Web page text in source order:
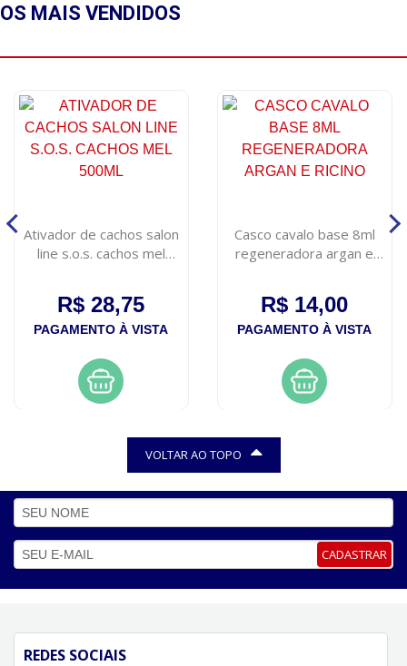
OS MAIS VENDIDOS
Ativador de cachos salon
line s.o.s. cachos mel
R$ 28,75
PAGAMENTO À VISTA
Casco cavalo base 8ml
regeneradora argan e
R$ 14,00
PAGAMENTO À VISTA
VOLTAR AO TOPO
CADASTRAR
REDES SOCIAIS